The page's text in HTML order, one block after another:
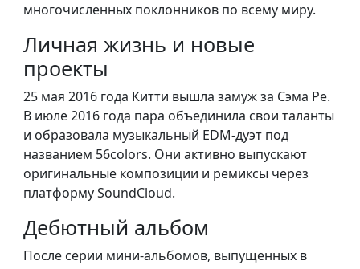
многочисленных поклонников по всему миру.
Личная жизнь и новые
проекты
25 мая 2016 года Китти вышла замуж за Сэма Ре.
В июле 2016 года пара объединила свои таланты
и образовала музыкальный EDM-дуэт под
названием 56colors. Они активно выпускают
оригинальные композиции и ремиксы через
платформу SoundCloud.
Дебютный альбом
После серии мини-альбомов, выпущенных в